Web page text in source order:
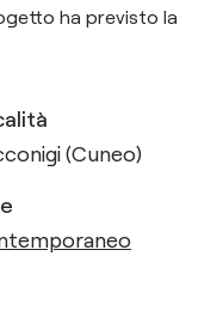
ha previsto la
(Cuneo)